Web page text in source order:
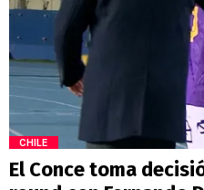
CHILE
El Conce toma